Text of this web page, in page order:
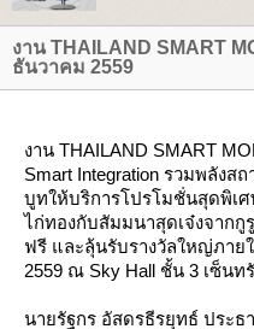
งาน THAILAND SMART
ธันวาคม 2559
งาน THAILAND SMART
Smart Integration รวมพลังส
บูทให้บริการโปรโมชั่นสุดพิเ
ไก่ทองกับสัมมนาสุดเจ๋งจาก
ฟรี และลุ้นรับรางวัลใหญ่ภาย
2559 ณ Sky Hall ชั้น 3 เซ็นท
นายรัฐกร อัสดรธีรยุทธ์ ประ